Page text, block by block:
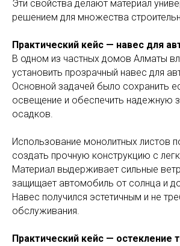
Эти свойства делают материал
решением для множества
Практический кейс — навес для
В одном из частных домов Алматы
установить прозрачный навес для
Основной задачей было сохранить
освещение и обеспечить надежную
осадков.
Использование монолитных листов
создать прочную конструкцию с
Материал выдерживает сильные
защищает автомобиль от солнца и
Навес получился эстетичным и не
обслуживания.
Практический кейс — остекление